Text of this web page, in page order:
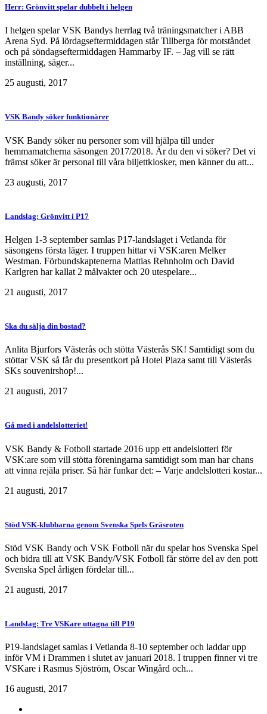
Herr: Grönvitt spelar dubbelt i helgen
I helgen spelar VSK Bandys herrlag två träningsmatcher i ABB
Arena Syd. På lördagseftermiddagen står Tillberga för motståndet
och på söndagseftermiddagen Hammarby IF. – Jag vill se rätt
inställning, säger...
25 augusti, 2017
VSK Bandy söker funktionärer
VSK Bandy söker nu personer som vill hjälpa till under
hemmamatcherna säsongen 2017/2018. Är du den vi söker? Det vi
främst söker är personal till våra biljettkiosker, men känner du att...
23 augusti, 2017
Landslag: Grönvitt i P17
Helgen 1-3 september samlas P17-landslaget i Vetlanda för
säsongens första läger. I truppen hittar vi VSK:aren Melker
Westman. Förbundskaptenerna Mattias Rehnholm och David
Karlgren har kallat 2 målvakter och 20 utespelare...
21 augusti, 2017
Ska du sälja din bostad?
Anlita Bjurfors Västerås och stötta Västerås SK! Samtidigt som du
stöttar VSK så får du presentkort på Hotel Plaza samt till Västerås
SKs souvenirshop!...
21 augusti, 2017
Gå med i andelslotteriet!
VSK Bandy & Fotboll startade 2016 upp ett andelslotteri för
VSK:are som vill stötta föreningarna samtidigt som man har chans
att vinna rejäla priser. Så här funkar det: – Varje andelslotteri kostar...
21 augusti, 2017
Stöd VSK-klubbarna genom Svenska Spels Gräsroten
Stöd VSK Bandy och VSK Fotboll när du spelar hos Svenska Spel
och bidra till att VSK Bandy/VSK Fotboll får större del av den pott
Svenska Spel årligen fördelar till...
21 augusti, 2017
Landslag: Tre VSKare uttagna till P19
P19-landslaget samlas i Vetlanda 8-10 september och laddar upp
inför VM i Drammen i slutet av januari 2018. I truppen finner vi tre
VSKare i Rasmus Sjöström, Oscar Wingård och...
16 augusti, 2017